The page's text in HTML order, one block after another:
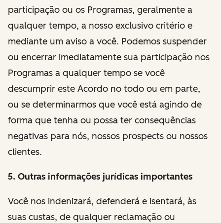
participação ou os Programas, geralmente a
qualquer tempo, a nosso exclusivo critério e
mediante um aviso a você. Podemos suspender
ou encerrar imediatamente sua participação nos
Programas a qualquer tempo se você
descumprir este Acordo no todo ou em parte,
ou se determinarmos que você está agindo de
forma que tenha ou possa ter consequências
negativas para nós, nossos prospects ou nossos
clientes.
5. Outras informações jurídicas importantes
Você nos indenizará, defenderá e isentará, às
suas custas, de qualquer reclamação ou